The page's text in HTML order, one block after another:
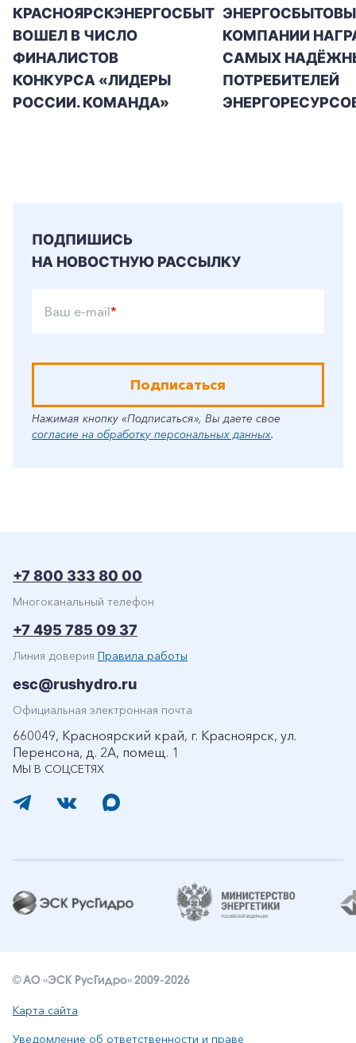
КРАСНОЯРСКЭНЕРГОСБЫТ
ВОШЕЛ В ЧИСЛО
ФИНАЛИСТОВ
КОНКУРСА «ЛИДЕРЫ
РОССИИ. КОМАНДА»
КОМПАНИИ
САМЫХ
ПОТРЕБИТЕЛЕЙ
ПОДПИШИСЬ
НА НОВОСТНУЮ РАССЫЛКУ
Ваш e-mail*
Подписаться
Нажимая кнопку «Подписаться», Вы даете свое
согласие на обработку персональных данных.
МЫ В СОЦСЕТЯХ
+7 800 333 80 00
Многоканальный телефон
+7 495 785 09 37
Линия доверия Правила работы
esc@rushydro.ru
Официальная электронная почта
660049, Красноярский край, г. Красноярск, ул.
Перенсона, д. 2А, помещ. 1
© АО «ЭСК РусГидро» 2009-2026
Карта сайта
Уведомление об ответственности и праве